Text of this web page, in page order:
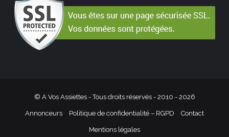
© A Vos Assiettes - Tous droits réservés - 2010 - 2026
Annonceurs Politique de confidentialité – RGPD Contact
Mentions légales